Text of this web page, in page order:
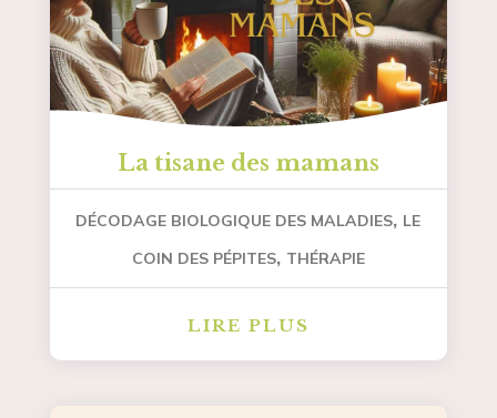
La tisane des mamans
DÉCODAGE BIOLOGIQUE DES MALADIES, LE
COIN DES PÉPITES, THÉRAPIE
LIRE PLUS